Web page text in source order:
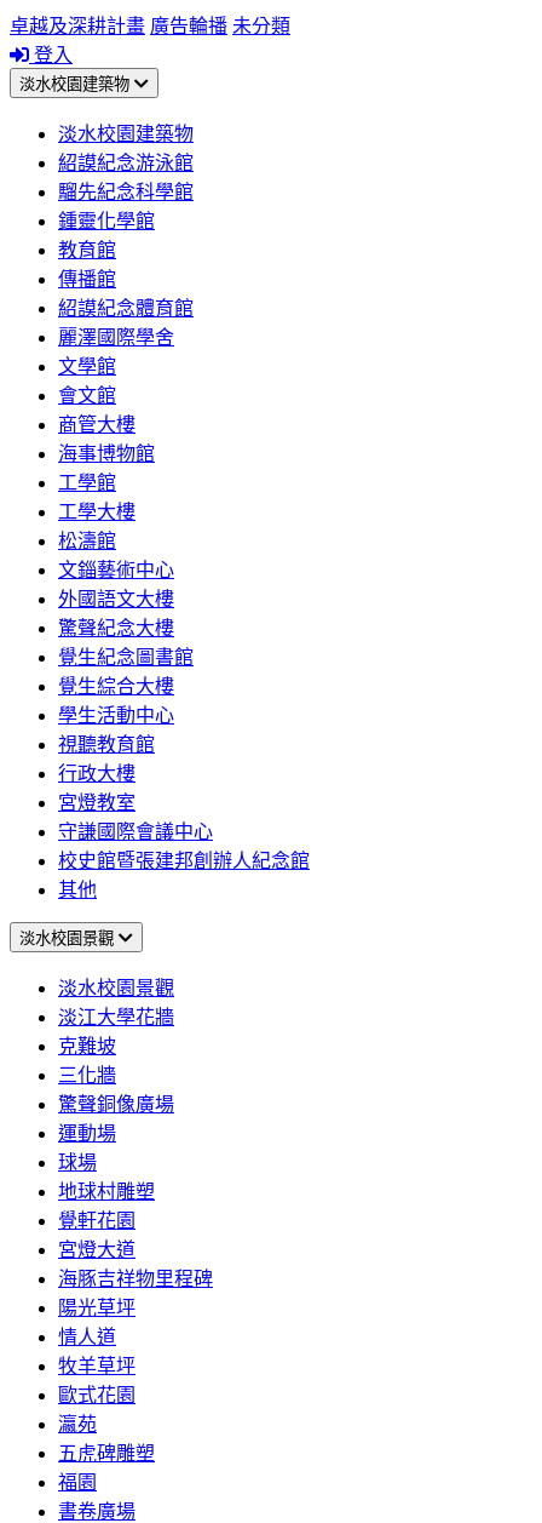
卓越及深耕計畫 廣告輪播 未分類
登入
淡水校園建築物
淡水校園建築物
紹謨紀念游泳館
騮先紀念科學館
鍾靈化學館
教育館
傳播館
紹謨紀念體育館
麗澤國際學舍
文學館
會文館
商管大樓
海事博物館
工學館
工學大樓
松濤館
文錙藝術中心
外國語文大樓
驚聲紀念大樓
覺生紀念圖書館
覺生綜合大樓
學生活動中心
視聽教育館
行政大樓
宮燈教室
守謙國際會議中心
校史館暨張建邦創辦人紀念館
其他
淡水校園景觀
淡水校園景觀
淡江大學花牆
克難坡
三化牆
驚聲銅像廣場
運動場
球場
地球村雕塑
覺軒花園
宮燈大道
海豚吉祥物里程碑
陽光草坪
情人道
牧羊草坪
歐式花園
瀛苑
五虎碑雕塑
福園
書卷廣場